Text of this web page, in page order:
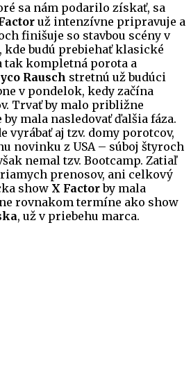
sa nám podarilo získať, sa
už intenzívne pripravuje a
finišuje so stavbou scény v
kde budú prebiehať klasické
tak kompletná porota a
Rausch stretnú už budúci
v pondelok, kedy začína
Trvať by malo približne
mala nasledovať ďalšia fáza.
vyrábať aj tzv. domy porotcov,
novinku z USA – súboj štyroch
nemal tzv. Bootcamp. Zatiaľ
prenosov, ani celkový
show X Factorby mala
rovnakom termíne ako show
, už v priebehu marca.